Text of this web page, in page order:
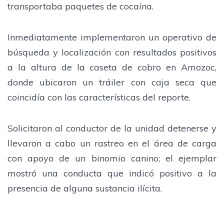
transportaba paquetes de cocaína.
Inmediatamente implementaron un operativo de
búsqueda y localización con resultados positivos
a la altura de la caseta de cobro en Amozoc,
donde ubicaron un tráiler con caja seca que
coincidía con las características del reporte.
Solicitaron al conductor de la unidad detenerse y
llevaron a cabo un rastreo en el área de carga
con apoyo de un binomio canino; el ejemplar
mostró una conducta que indicó positivo a la
presencia de alguna sustancia ilícita.